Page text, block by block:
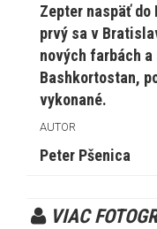
Zepter naspäť do
prvý sa v
nových farbách
Bashkortostan,
vykonané.
AUTOR
Peter Pšenica
VIAC